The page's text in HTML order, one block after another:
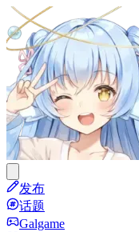
发布
话题
Galgame